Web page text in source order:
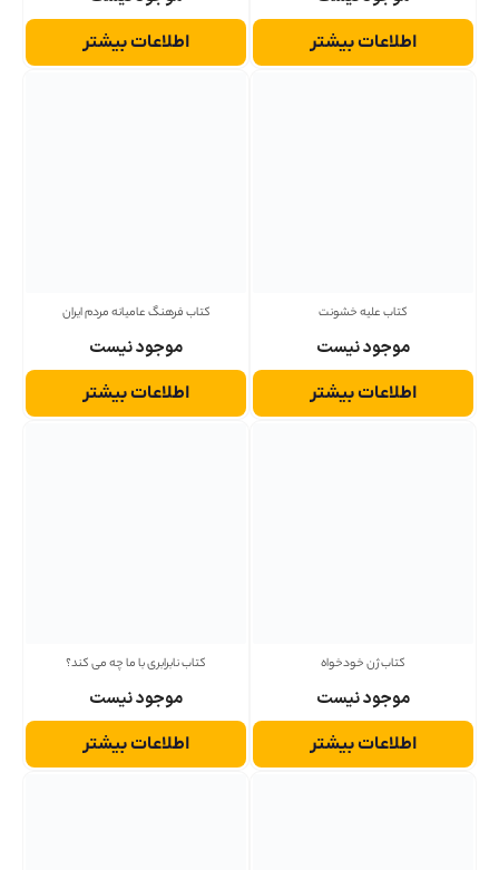
اطلاعات بیشتر اطلاعات بیشتر
کتاب علیه خشونت
موجود نیست
اطلاعات بیشتر
کتاب فرهنگ عامیانه مردم ایران
موجود نیست
اطلاعات بیشتر
کتاب ژن خودخواه
موجود نیست
اطلاعات بیشتر
کتاب نابرابری با ما چه می کند؟
موجود نیست
اطلاعات بیشتر